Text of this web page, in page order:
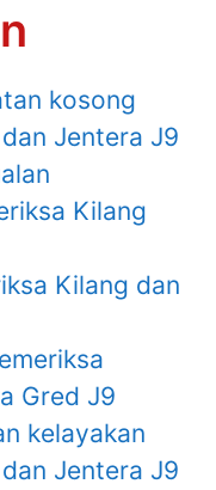
kosong
Jentera J9
Kilang
Kilang dan
Gred J9
kelayakan
Jentera J9